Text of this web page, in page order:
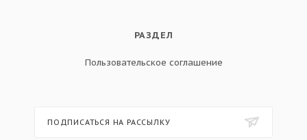
РАЗДЕЛ
Пользовательское соглашение
ПОДПИСАТЬСЯ НА РАССЫЛКУ